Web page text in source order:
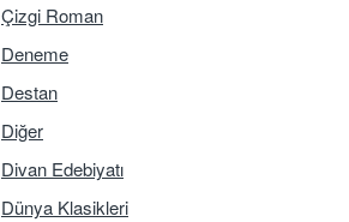
Çizgi Roman
Deneme
Destan
Diğer
Divan Edebiyatı
Dünya Klasikleri